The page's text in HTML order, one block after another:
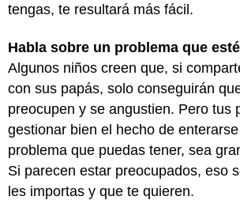
tengas, te resultará más fácil.
Habla sobre un problema que
Algunos niños creen que, si
con sus papás, solo conseguirán
preocupen y se angustien. Pero tus
gestionar bien el hecho de
problema que puedas tener, sea
Si parecen estar preocupados, eso
les importas y que te quieren.